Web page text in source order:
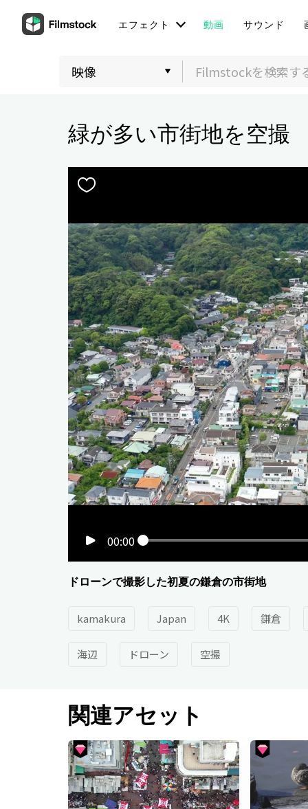
エフェクト 動画 サウンド
緑が多い市街地を空撮
00:00
ドローンで撮影した初夏の鎌倉の市街地
kamakura Japan 4K 鎌倉
海辺 ドローン 空撮
関連アセット